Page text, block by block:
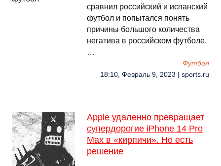
сравнил российский и испанский
футбол и попытался понять
причины большого количества
негатива в российском футболе.
…
Футбол
18:10, Февраль 9, 2023 | sports.ru
Apple удаленно превращает
супердорогие iPhone 14 Pro
Max в «кирпичи». Но есть
решение